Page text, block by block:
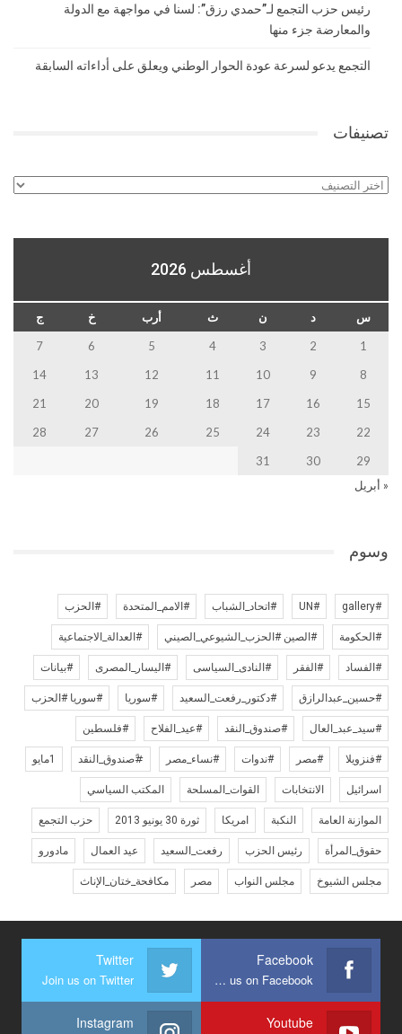
رئيس حزب التجمع لـ”حمدي رزق”: لسنا في مواجهة مع الدولة
والمعارضة جزء منها
التجمع يدعو لسرعة عودة الحوار الوطني ويعلق على أداءاته السابقة
تصنيفات
تصنيفات
أغسطس 2026
س د ن ث أرب خ
ج
1
2
3
4
5
6
7
8
9
10
11
12
13
14
15
16
17
18
19
20
21
22
23
24
25
26
27
28
29
30
31
« أبريل
وسوم
#gallery
#UN #اتحاد_الشباب #الامم_المتحدة #الحزب
#الحكومة #الصين #الحزب_الشيوعي_الصيني #العدالة_الاجتماعية
#الفساد #الفقر #النادى_السياسى #اليسار_المصرى #بيانات
#حسين_عبدالرازق #دكتور_رفعت_السعيد #سوريا #سوريا #الحزب
#سيد_عبد_العال #صندوق_النقد #عيد_الفلاح #فلسطين
#فنزويلا #مصر #ندوات #نساء_مصر #ًصندوق_النقد 1مايو
اسرائيل الانتخابات القوات_المسلحة المكتب السياسي
الموازنة العامة النكبة امريكا ثورة 30 يونيو 2013 حزب التجمع
حقوق_المرأة رئيس الحزب رفعت_السعيد عيد العمال مادورو
مجلس الشيوخ مجلس النواب مصر مكافحة_ختان_الإناث
Facebook
Join us on Facebook
Twitter
Join us on Twitter
Youtube
Instagram